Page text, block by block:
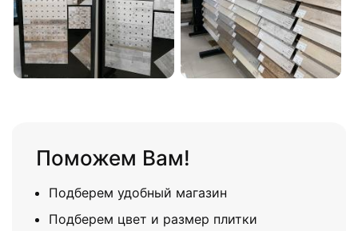
Поможем Вам!
Подберем удобный магазин
Подберем цвет и размер плитки